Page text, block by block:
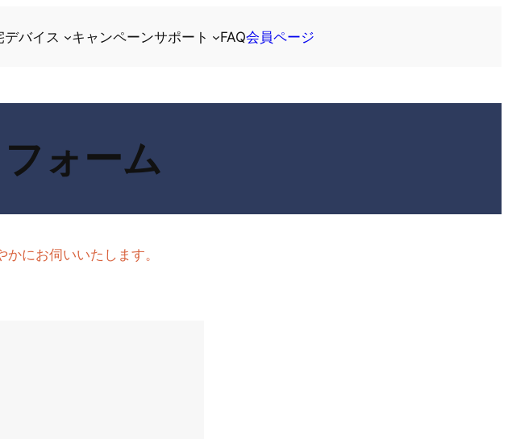
デバイス キャンペーンサポート FAQ会員ページ
ォーム
かにお伺いいたします。